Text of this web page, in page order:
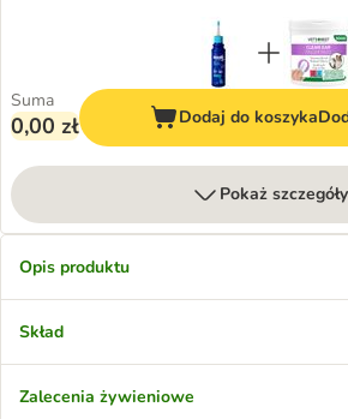
Suma
0,00 zł Dodaj do koszyka
Pokaż szczegóły
Opis produktu
Skład
Zalecenia żywieniowe